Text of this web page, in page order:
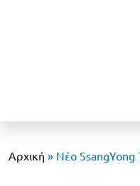
Αρχική » Νέο SsangYong